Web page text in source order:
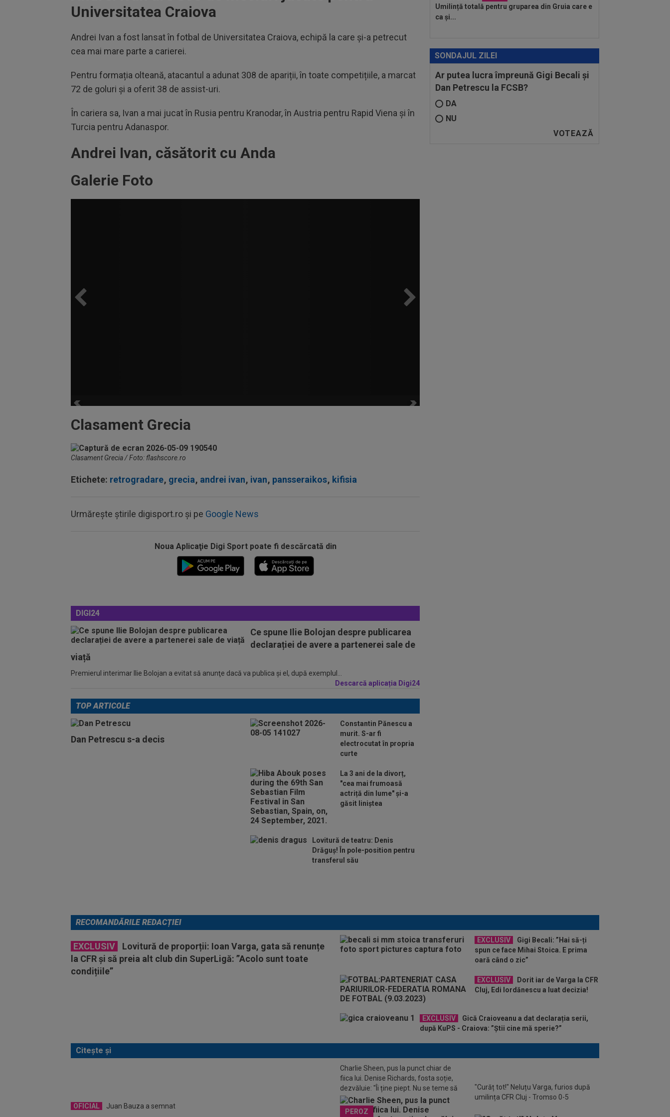
Universitatea Craiova
Andrei Ivan a fost lansat în fotbal de Universitatea Craiova, echipă la care și-a petrecut
cea mai mare parte a carierei.
Pentru formația olteană, atacantul a adunat 308 de apariții, în toate competițiile, a marcat
72 de goluri și a oferit 38 de assist-uri.
În cariera sa, Ivan a mai jucat în Rusia pentru Kranodar, în Austria pentru Rapid Viena și în
Turcia pentru Adanaspor.
Andrei Ivan, căsătorit cu Anda
Galerie Foto
Clasament Grecia
Clasament Grecia / Foto: flashscore.ro
Etichete: retrogradare, grecia, andrei ivan, ivan, pansseraikos, kifisia
Urmărește știrile digisport.ro și pe Google News
Noua Aplicaţie Digi Sport poate fi descărcată din
DIGI24
Ce spune Ilie Bolojan despre publicarea
declarației de avere a partenerei sale de
viață
Premierul interimar Ilie Bolojan a evitat să anunţe dacă va publica şi el, după exemplul...
Descarcă aplicația Digi24
Umilință totală pentru gruparea din Gruia care e
ca și...
SONDAJUL ZILEI
Ar putea lucra împreună Gigi Becali și
Dan Petrescu la FCSB?
DA
NU
TOP ARTICOLE
Dan Petrescu s-a decis
Constantin Pănescu a
murit. S-ar fi
electrocutat în propria
curte
La 3 ani de la divorț,
"cea mai frumoasă
actriță din lume" și-a
găsit liniștea
Lovitură de teatru: Denis
Drăguș! În pole-position pentru
transferul său
RECOMANDĂRILE REDACȚIEI
EXCLUSIV
Lovitură de proporții: Ioan Varga, gata să renunțe
la CFR și să preia alt club din SuperLigă: ”Acolo sunt toate
condițiile”
EXCLUSIV
Gigi Becali: ”Hai să-ți
spun ce face Mihai Stoica. E prima
oară când o zic”
EXCLUSIV
Dorit iar de Varga la CFR
Cluj, Edi Iordănescu a luat decizia!
EXCLUSIV
Gică Craioveanu a dat declarația serii,
după KuPS - Craiova: ”Știi cine mă sperie?”
Citește și
OFICIAL Juan Bauza a semnat
Charlie Sheen, pus la punct chiar de
fiica lui. Denise Richards, fosta soție,
dezvăluie: "Îi ține piept. Nu se teme să
spună adevărul"
PEROZ
"Curăț tot!" Neluțu Varga, furios după
umilința CFR Cluj - Tromso 0-5